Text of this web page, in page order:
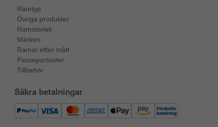
Ramtyp
Övriga produkter
Ramstorlek
Märken
Ramar efter mått
Passepartouter
Tillbehör
Säkra betalningar